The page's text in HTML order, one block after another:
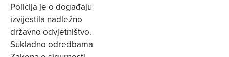
Policija je o događaju
izvijestila nadležno
državno odvjetništvo.
Sukladno odredbama